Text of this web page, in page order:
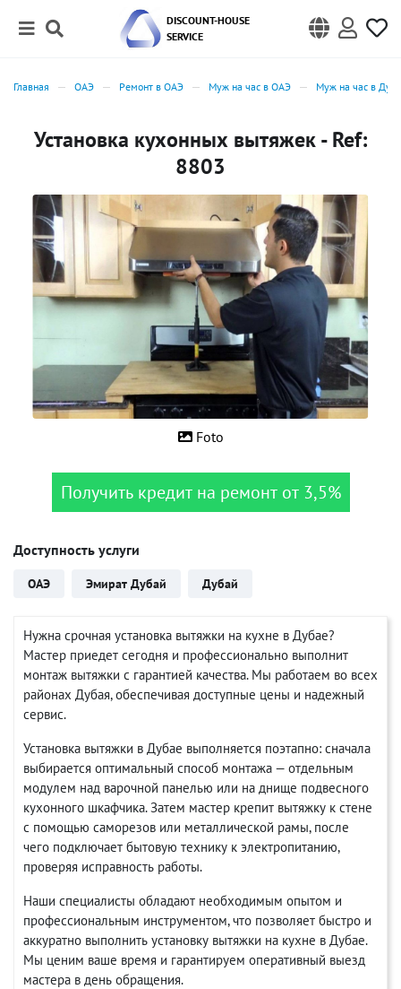
DISCOUNT-HOUSE
SERVICE
Главная ОАЭ Ремонт в ОАЭ Муж на час в ОАЭ Муж на час в
Установка кухонных вытяжек - Ref:
8803
Foto
Получить кредит на ремонт от 3,5%
Доступность услуги
ОАЭ Эмират Дубай Дубай
Нужна срочная установка вытяжки на кухне в Дубае?
Мастер приедет сегодня и профессионально выполнит
монтаж вытяжки с гарантией качества. Мы работаем во всех
районах Дубая, обеспечивая доступные цены и надежный
сервис.
Установка вытяжки в Дубае выполняется поэтапно: сначала
выбирается оптимальный способ монтажа — отдельным
модулем над варочной панелью или на днище подвесного
кухонного шкафчика. Затем мастер крепит вытяжку к стене
с помощью саморезов или металлической рамы, после
чего подключает бытовую технику к электропитанию,
проверяя исправность работы.
Наши специалисты обладают необходимым опытом и
профессиональным инструментом, что позволяет быстро и
аккуратно выполнить установку вытяжки на кухне в Дубае.
Мы ценим ваше время и гарантируем оперативный выезд
мастера в день обращения.